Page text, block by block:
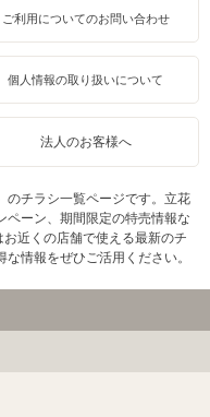
ご利用についてのお問い合わせ
個人情報の取り扱いについて
法人のお客様へ
のチラシ一覧ページです。立花
ペーン、期間限定の特売情報な
近くの店舗で使える最新のチ
情報をぜひご活用ください。